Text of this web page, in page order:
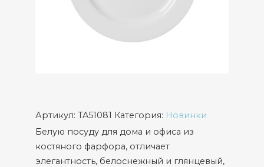
Артикул: TA51081 Категория: Новинки
Белую посуду для дома и офиса из
костяного фарфора, отличает
элегантность, белоснежный и глянцевый,